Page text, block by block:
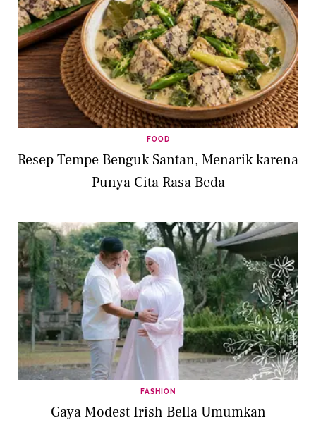
FOOD
Resep Tempe Benguk Santan, Menarik karena
Punya Cita Rasa Beda
FASHION
Gaya Modest Irish Bella Umumkan